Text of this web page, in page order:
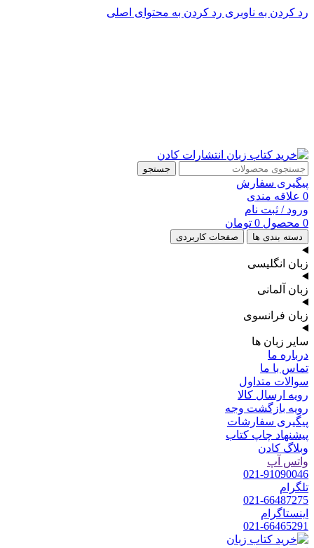
رد کردن به ناوبری رد کردن به محتوای اصلی
جستجو
پیگیری سفارش
0 علاقه مندی
ورود / ثبت نام
0 محصول 0 تومان
دسته بندی ها صفحات کاربردی
زبان انگلیسی
زبان آلمانی
زبان فرانسوی
سایر زبان ها
درباره ما
تماس با ما
سوالات متداول
رویه ارسال کالا
رویه بازگشت وجه
پیگیری سفارشات
پیشنهاد چاپ کتاب
وبلاگ کادن
واتس آپ
021-91090046
تلگرام
021-66487275
اینستاگرام
021-66465291